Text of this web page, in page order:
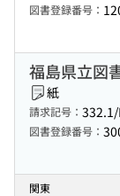
図書登録番号：
福島県立図
紙
請求記号：
図書登録番号：
関東